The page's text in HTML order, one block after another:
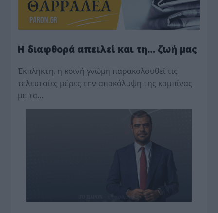
Η διαφθορά απειλεί και τη… ζωή μας
Έκπληκτη, η κοινή γνώμη παρακολουθεί τις
τελευταίες μέρες την αποκάλυψη της κο­μπίνας
με τα…